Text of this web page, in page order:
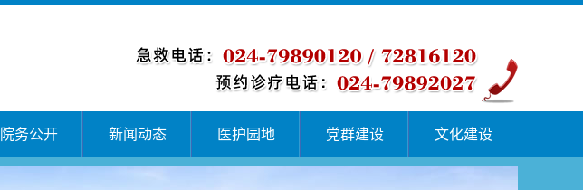
院务公开 新闻动态 医护园地 党群建设 文化建设